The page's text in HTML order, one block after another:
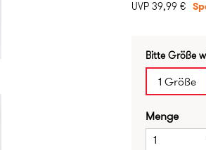
UVP 39,99 €
Bitte Größe
1 Größe
Menge
1